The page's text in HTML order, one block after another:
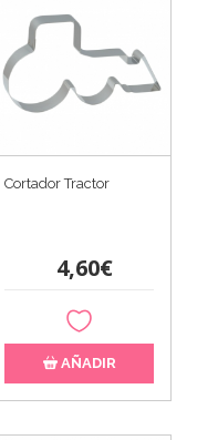
Cortador Tractor
4,60€
AÑADIR